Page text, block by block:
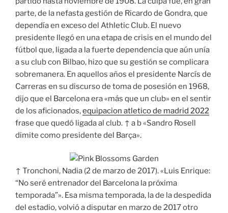
parte, de la nefasta gestión de Ricardo de Gondra, que
dependía en exceso del Athletic Club. El nuevo
presidente llegó en una etapa de crisis en el mundo del
fútbol que, ligada a la fuerte dependencia que aún unía
a su club con Bilbao, hizo que su gestión se complicara
sobremanera. En aquellos años el presidente Narcís de
Carreras en su discurso de toma de posesión en 1968,
dijo que el Barcelona era «más que un club» en el sentir
de los aficionados,equipacion atletico de madrid 2022
frase que quedó ligada al club. ↑ a b «Sandro Rosell
dimite como presidente del Barça».
↑ Tronchoni, Nadia (2 de marzo de 2017). «Luis Enrique:
“No seré entrenador del Barcelona la próxima
temporada”». Esa misma temporada, la de la despedida
del estadio, volvió a disputar en marzo de 2017 otro